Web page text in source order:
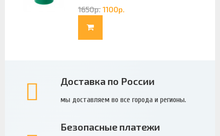
1650р. 1100р.
Доставка по России
мы доставляем во все города и регионы.
Безопасные платежи